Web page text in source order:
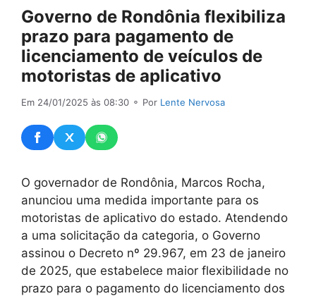
Governo de Rondônia flexibiliza
prazo para pagamento de
licenciamento de veículos de
motoristas de aplicativo
Em 24/01/2025 às 08:30 ⚬ Por Lente Nervosa
O governador de Rondônia, Marcos Rocha,
anunciou uma medida importante para os
motoristas de aplicativo do estado. Atendendo
a uma solicitação da categoria, o Governo
assinou o Decreto nº 29.967, em 23 de janeiro
de 2025, que estabelece maior flexibilidade no
prazo para o pagamento do licenciamento dos